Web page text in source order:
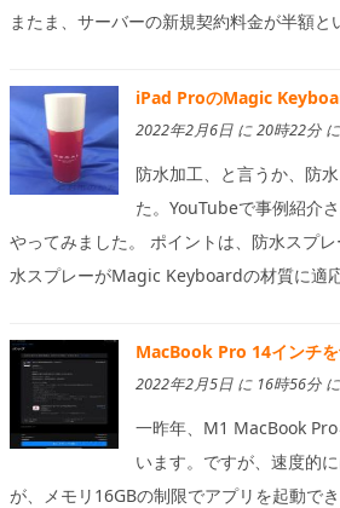
またま、サーバーの新規契約料金が半額と
iPad ProのMagic
2022年2月6日 に 20時22分 に
防水加工、と言うか、防
た。YouTubeで事例紹介
やってみました。 ポイントは、防水スプ
水スプレーがMagic Keyboardの材質に適
MacBook Pro 14インチ
2022年2月5日 に 16時56分 に
一昨年、M1 MacBook
います。ですが、速度的
が、メモリ16GBの制限でアプリを起動で